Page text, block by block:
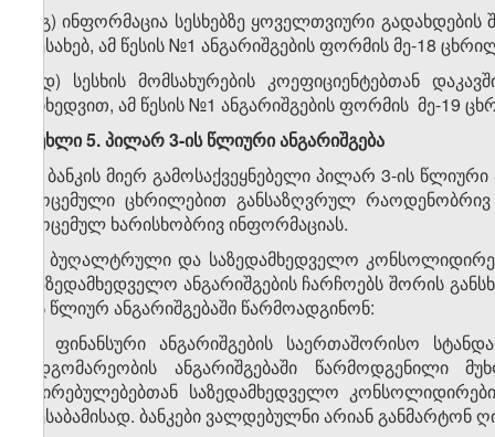
ზ.გ) ინფორმაცია სესხებზე ყოველთვიური
შესახებ, ამ წესის №1 ანგარიშგების ფორმის მე-18
ზ.დ) სესხის მომსახურების კოეფიციენტებთან
მიხედვით, ამ წესის №1 ანგარიშგების ფორმის მე-19
მუხლი 5. პილარ 3-ის წლიური ანგარიშგება
1. ბანკის მიერ გამოსაქვეყნებელი პილარ 3-ის
მოცემული ცხრილებით განსაზღვრულ
მოცემულ ხარისხობრივ ინფორმაციას.
2. ბუღალტრული და საზედამხედველო
საზედამხედველო ანგარიშგების ჩარჩოებს შორის
ის წლიურ ანგარიშგებაში წარმოადგინონ:
ა) ფინანსური ანგარიშგების საერთაშორისო
მდგომარეობის ანგარიშგებაში წარმოდგენილი
ღირებულებებთან საზედამხედველო
შესაბამისად. ბანკები ვალდებულნი არიან